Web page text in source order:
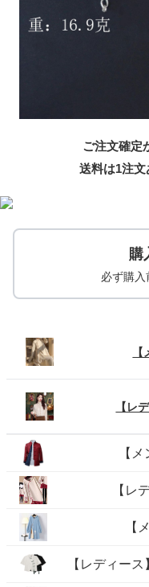
ご注文確定
送料は1注文
購
必ず購入
【レ
【
【レ
【
【レディー